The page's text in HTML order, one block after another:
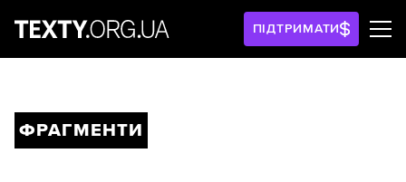
ПІДТРИМАТИ
ФРАГМЕНТИ